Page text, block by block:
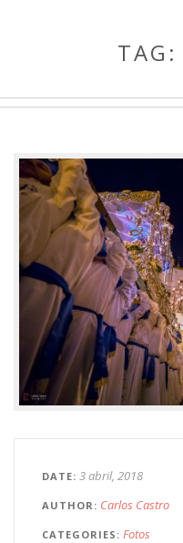
TAG:
DATE 3 abril, 2018
AUTHOR Carlos Castro
CATEGORIES Fotos